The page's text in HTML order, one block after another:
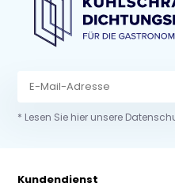
* Lesen Sie hier unsere
Kundendienst